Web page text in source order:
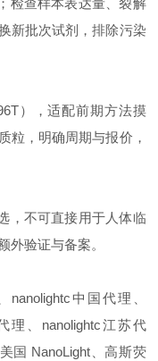
检查样本表达量、裂解
新批次试剂，排除污染
），适配前期方法摸
粒，明确周期与报价，
，不可直接用于人体临
外验证与备案。
nanolightc中国代理、
理、nanolightc江苏代
国 NanoLight、高斯荧